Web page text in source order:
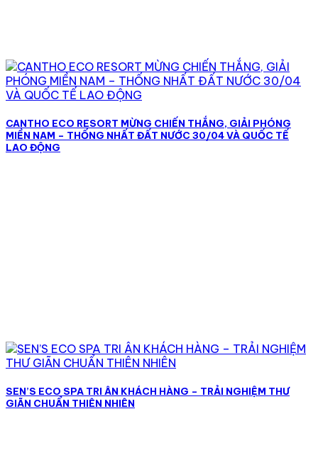
CANTHO ECO RESORT MỪNG CHIẾN THẮNG, GIẢI PHÓNG
MIỀN NAM – THỐNG NHẤT ĐẤT NƯỚC 30/04 VÀ QUỐC TẾ
LAO ĐỘNG
SEN’S ECO SPA TRI ÂN KHÁCH HÀNG – TRẢI NGHIỆM THƯ
GIÃN CHUẨN THIÊN NHIÊN